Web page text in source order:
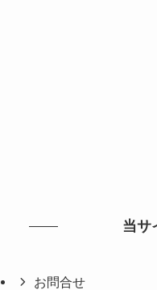
当サ
お問合せ